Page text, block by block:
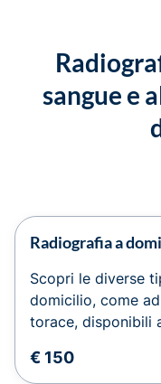
sangue e
Radiografia a
Scopri le diverse
domicilio, come
torace, disponibili
€ 150